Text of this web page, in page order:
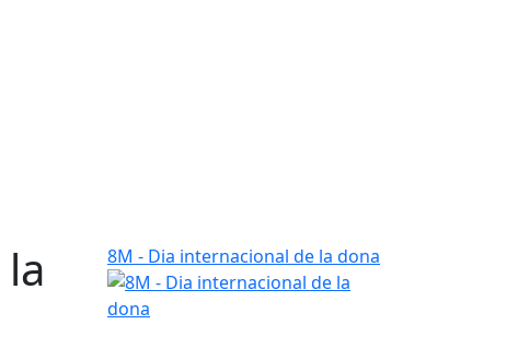
8M - Dia internacional de la dona